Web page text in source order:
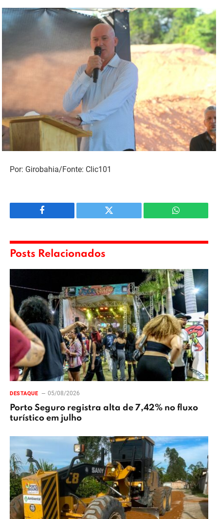
Por: Girobahia/Fonte: Clic101
Facebook Twitter WhatsApp
Posts Relacionados
DESTAQUE 05/08/2026
Porto Seguro registra alta de 7,42% no fluxo
turístico em julho